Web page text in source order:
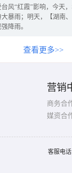
台风“红霞”影响，今天
大暴雨；明天，【湖南
降雨。
查看更多>>
营销
商务合
媒资合
客服电